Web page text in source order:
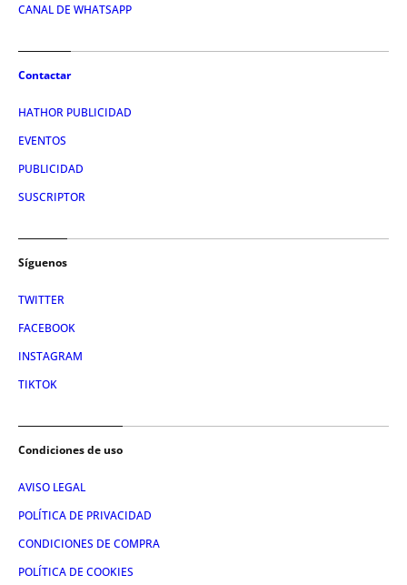
CANAL DE WHATSAPP
Contactar
HATHOR PUBLICIDAD
EVENTOS
PUBLICIDAD
SUSCRIPTOR
Síguenos
TWITTER
FACEBOOK
INSTAGRAM
TIKTOK
Condiciones de uso
AVISO LEGAL
POLÍTICA DE PRIVACIDAD
CONDICIONES DE COMPRA
POLÍTICA DE COOKIES